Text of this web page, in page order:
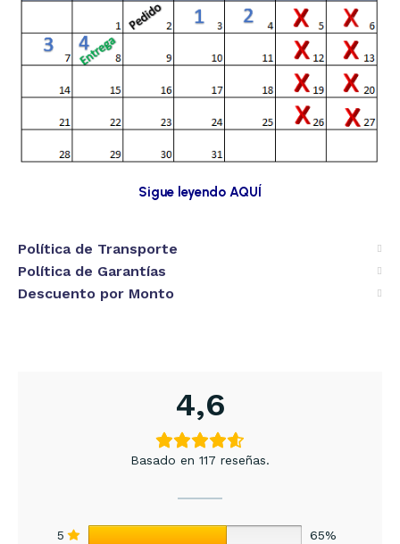
Sigue leyendo AQUÍ
Política de Transporte
Política de Garantías
Descuento por Monto
4,6
Basado en 117 reseñas.
5
65%